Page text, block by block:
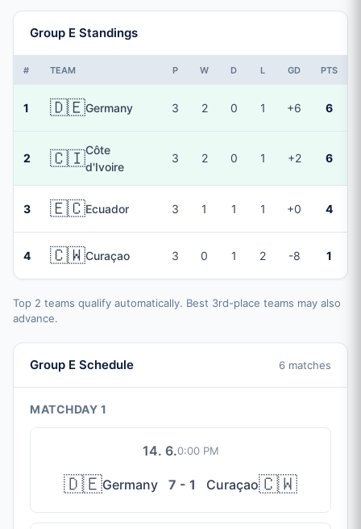
Group E Standings
# TEAM P W D L GD PTS
1 🇩🇪Germany 3 2 0 1 +6 6
2 🇨🇮Côte
d'Ivoire
3 2 0 1 +2 6
3 🇪🇨Ecuador 3 1 1 1 +0 4
4 🇨🇼Curaçao 3 0 1 2 -8 1
Top 2 teams qualify automatically. Best 3rd-place teams may also
advance.
Group E Schedule 6 matches
MATCHDAY 1
14. 6.0:00 PM
🇩🇪Germany 7 - 1 Curaçao🇨🇼